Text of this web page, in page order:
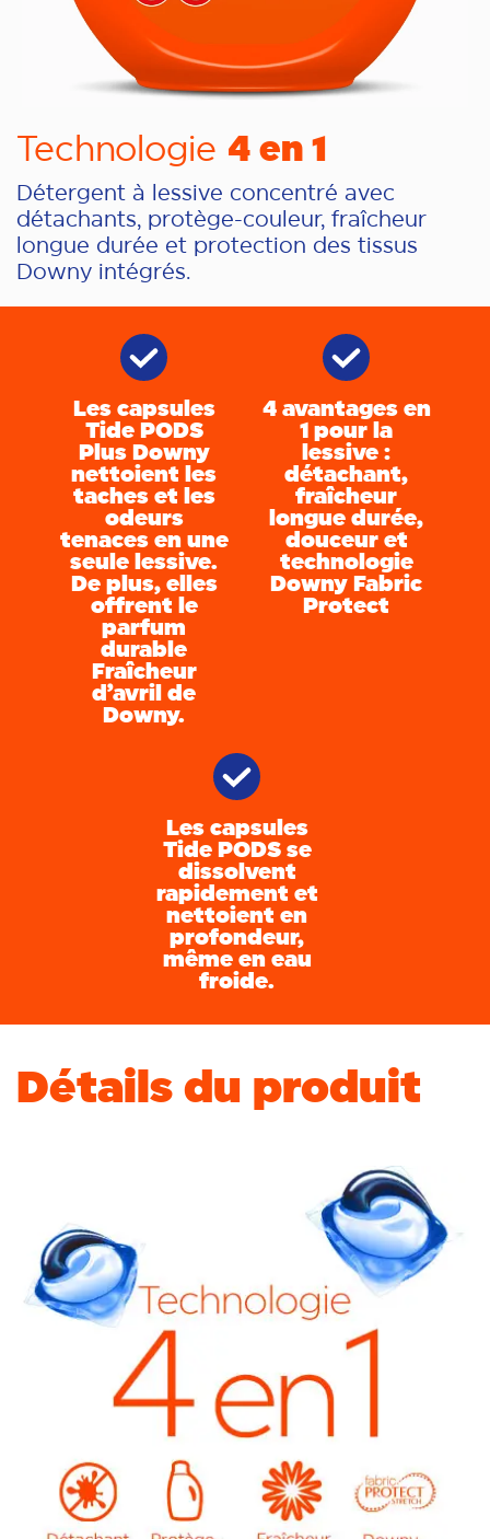
Technologie 4 en 1
Détergent à lessive concentré avec
détachants, protège-couleur, fraîcheur
longue durée et protection des tissus
Downy intégrés.
Les capsules
Tide PODS
Plus Downy
nettoient les
taches et les
odeurs
tenaces en une
seule lessive.
De plus, elles
offrent le
parfum
durable
Fraîcheur
d’avril de
Downy.
4 avantages en
1 pour la
lessive :
détachant,
fraîcheur
longue durée,
douceur et
technologie
Downy Fabric
Protect
Les capsules
Tide PODS se
dissolvent
rapidement et
nettoient en
profondeur,
même en eau
froide.
Détails du produit